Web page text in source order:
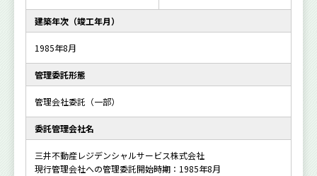
建築年次（竣工年月）
1985年8月
管理委託形態
管理会社委託（一部）
委託管理会社名
三井不動産レジデンシャルサービス株式会社
現行管理会社への管理委託開始時期：1985年8月